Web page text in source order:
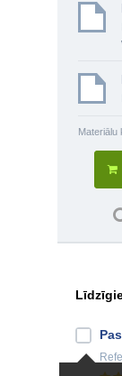
Materiālu